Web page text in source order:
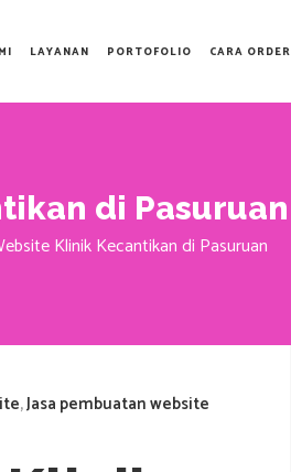
LAYANAN PORTOFOLIO CARA ORDER
di Pasuruan
Klinik Kecantikan di Pasuruan
,Jasa pembuatan website